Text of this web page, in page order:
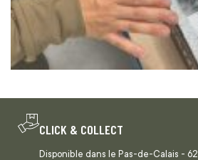
CLICK & COLLECT
Disponible dans le Pas-de-Calais - 62